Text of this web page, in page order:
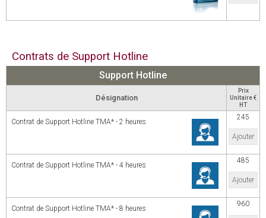
Contrats de Support Hotline
Support Hotline
Désignation
Prix
Unitaire €
HT
Contrat de Support Hotline TMA* - 2 heures
245
Ajouter
Contrat de Support Hotline TMA* - 4 heures
485
Ajouter
Contrat de Support Hotline TMA* - 8 heures
960